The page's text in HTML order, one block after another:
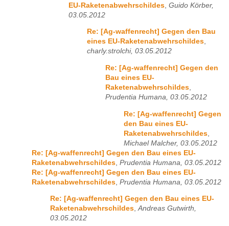
EU-Raketenabwehrschildes Guido Körber,
03.05.2012
Re: [Ag-waffenrecht] Gegen den Bau
eines EU-Raketenabwehrschildes,
charly.strolchi, 03.05.2012
Re: [Ag-waffenrecht] Gegen den
Bau eines EU-
Raketenabwehrschildes
Prudentia Humana, 03.05.2012
Re: [Ag-waffenrecht] Gegen
den Bau eines EU-
Raketenabwehrschildes
Michael Malcher, 03.05.2012
Re: [Ag-waffenrecht] Gegen den Bau eines EU-
Raketenabwehrschildes Prudentia Humana, 03.05.2012
Re: [Ag-waffenrecht] Gegen den Bau eines EU-
Raketenabwehrschildes Prudentia Humana, 03.05.2012
Re: [Ag-waffenrecht] Gegen den Bau eines EU-
Raketenabwehrschildes,Andreas Gutwirth,
03.05.2012